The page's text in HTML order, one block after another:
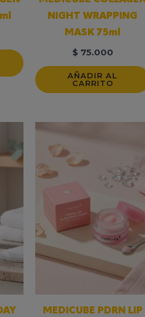
NIGHT WRAPPING
MASK 75ml
$75.000
AÑADIR AL
CARRITO
MEDICUBE PDRN LIP